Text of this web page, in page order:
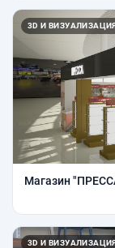
3D И
Магазин
3D И